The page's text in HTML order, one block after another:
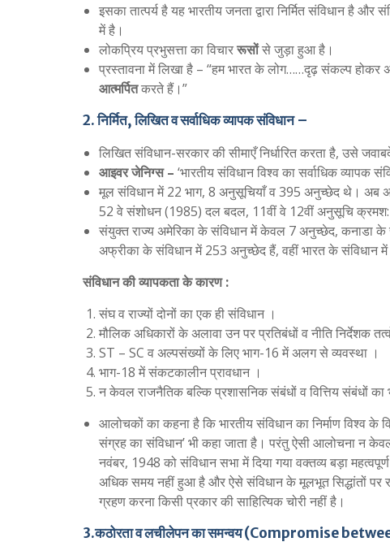
इसका तात्पर्य है यह भारतीय जनता द्वारा निर्मित संविधान है और
में है।
लोकप्रिय प्रभुसत्ता का विचाररूसोंसे जुड़ा हुआ है।
प्रस्तावना में लिखा है – “हम भारत के लोग……दृढ़ संकल्प होकर
आत्मर्पितकरते हैं।”
2. निर्मित, लिखित व सर्वाधिक व्यापक संविधान –
लिखित संविधान-सरकार की सीमाएँ निर्धारित करता है, उसे
आइवर जेनिग्स – ‘भारतीय संविधान विश्व का सर्वाधिक व्यापक
मूल संविधान में 22 भाग, 8 अनुसूचियाँ व 395 अनुच्छेद थे। अब
52 वे संशोधन (1985) दल बदल, 11वीं वे 12वीं अनुसूचि
संयुक्त राज्य अमेरिका के संविधान में केवल 7 अनुच्छेद, कनाडा
अफ्रीका के संविधान में 253 अनुच्छेद हैं, वहीं भारत के
संविधान की व्यापकता के कारण :
संघ व राज्यों दोनों का एक ही संविधान ।
मौलिक अधिकारों के अलावा उन पर प्रतिबंधों व नीति निर्देशक
ST – SC व अल्पसंख्यों के लिए भाग-16 में अलग से व्यवस्था ।
भाग-18 में संकटकालीन प्रावधान ।
न केवल राजनैतिक बल्कि प्रशासनिक संबंधों व वित्तिय संबंधों का
आलोचकों का कहना है कि भारतीय संविधान का निर्माण विश्व
संग्रह का संविधान’ भी कहा जाता है। परंतु ऐसी आलोचना न
नवंबर, 1948 को संविधान सभा में दिया गया वक्तव्य बड़ा
अधिक समय नहीं हुआ है और ऐसे संविधान के मूलभूत सिद्धांतों पर
ग्रहण करना किसी प्रकार की साहित्यिक चोरी नहीं है।
3.कठोरता व लचीलेपन का समन्वय (Compromise